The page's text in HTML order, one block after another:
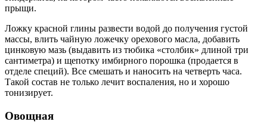
прыщи.
Ложку красной глины развести водой до получения густой
массы, влить чайную ложечку орехового масла, добавить
цинковую мазь (выдавить из тюбика «столбик» длиной три
сантиметра) и щепотку имбирного порошка (продается в
отделе специй). Все смешать и наносить на четверть часа.
Такой состав не только лечит воспаления, но и хорошо
тонизирует.
Овощная